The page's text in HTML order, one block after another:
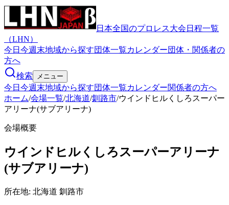
日本全国のプロレス大会日程一覧
（LHN）
今日 今週末地域から探す団体一覧カレンダー団体・関係者の
方へ
検索
メニュー
今日 今週末地域から探す団体一覧カレンダー関係者の方へ
ホーム/会場一覧/北海道/釧路市/ウインドヒルくしろスーパー
アリーナ(サブアリーナ)
会場概要
ウインドヒルくしろスーパーアリーナ
(サブアリーナ)
所在地: 北海道 釧路市